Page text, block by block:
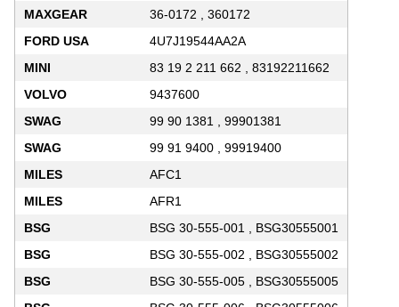
MAXGEAR
36-0172 , 360172
FORD USA
4U7J19544AA2A
MINI
83 19 2 211 662 , 83192211662
VOLVO
9437600
SWAG
99 90 1381 , 99901381
SWAG
99 91 9400 , 99919400
MILES
AFC1
MILES
AFR1
BSG
BSG 30-555-001 , BSG30555001
BSG
BSG 30-555-002 , BSG30555002
BSG
BSG 30-555-005 , BSG30555005